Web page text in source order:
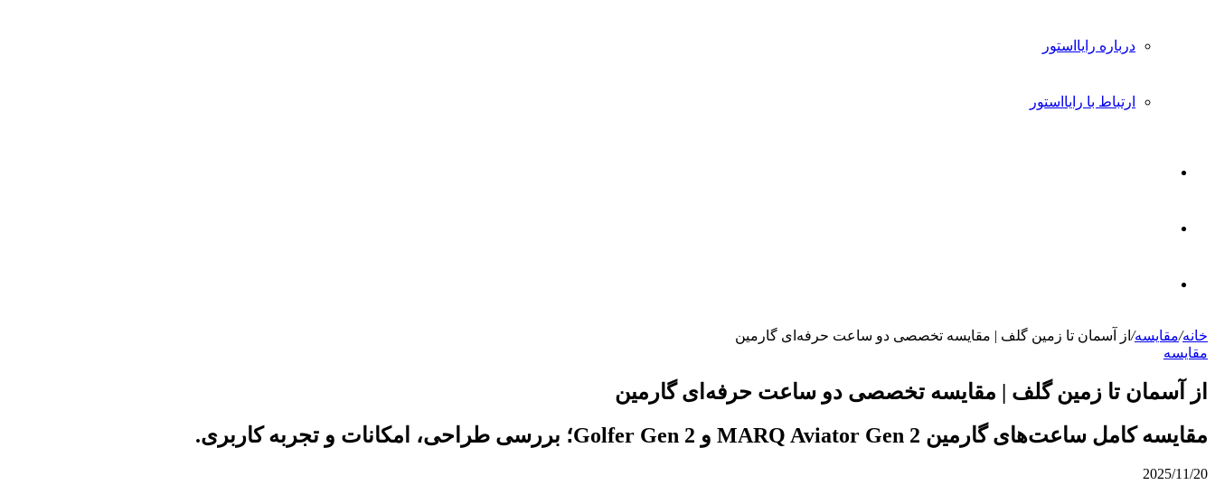
درباره رایااستور
ارتباط با رایااستور
برای خانه/مقایسه/ از آسمان تا زمین گلف | مقایسه تخصصی دو ساعت حرفه‌ای گارمین
مقایسه
از آسمان تا زمین گلف | مقایسه تخصصی دو ساعت حرفه‌ای گارمین
مقایسه کامل ساعت‌های گارمین MARQ Aviator Gen 2 و Golfer Gen 2؛ بررسی طراحی، امکانات و تجربه کاربری.
2025/11/20